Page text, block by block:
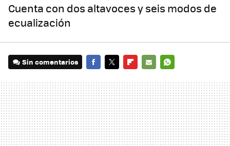
Cuenta con dos altavoces y seis modos de
ecualización
Sin comentarios
MAIL